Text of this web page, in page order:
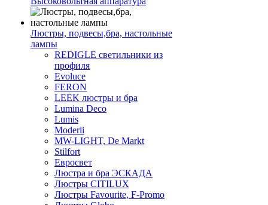
Люстры, подвесы,бра, настольные
лампы
REDIGLE светильники из
профиля
Evoluce
FERON
LEEK люстры и бра
Lumina Deco
Lumis
Moderli
MW-LIGHT, De Markt
Stilfort
Евросвет
Люстра и бра ЭСКАДА
Люстры CITILUX
Люстры Favourite, F-Promo